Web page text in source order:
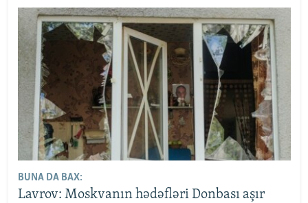
BUNA DA BAX:
Lavrov: Moskvanın hədəfləri Donbası aşır